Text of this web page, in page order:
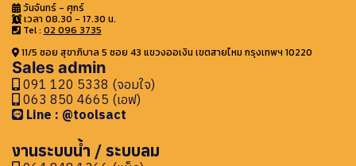
วันจันทร์ - ศุกร์
เวลา 08.30 - 17.30 น.
Tel : 02 096 3735
11/5 ซอย สุขาภิบาล 5 ซอย 43 แขวงออเงิน เขตสายไหม กรุงเทพฯ 10220
Sales admin
091 120 5338 (จอมใจ)
063 850 4665 (เอฟ)
Line : @toolsact
งานระบบน้ำ / ระบบลม